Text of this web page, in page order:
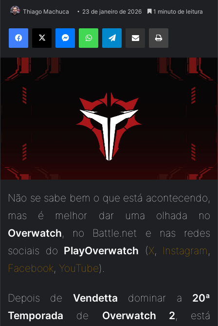
Thiago Machuca 23 de janeiro de 2026 1 minuto de leitura
Não se sabe bem o que está acontecendo,
mas é melhor dar uma olhada no
Overwatch, no Battle.net e nas redes
sociais do PlayOverwatch (X, Instagram,
Facebook, YouTube).
Depois de Vendetta dominar a 20ª
Temporada de Overwatch 2, está